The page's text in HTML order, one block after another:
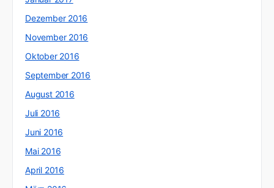
Dezember 2016
November 2016
Oktober 2016
September 2016
August 2016
Juli 2016
Juni 2016
Mai 2016
April 2016